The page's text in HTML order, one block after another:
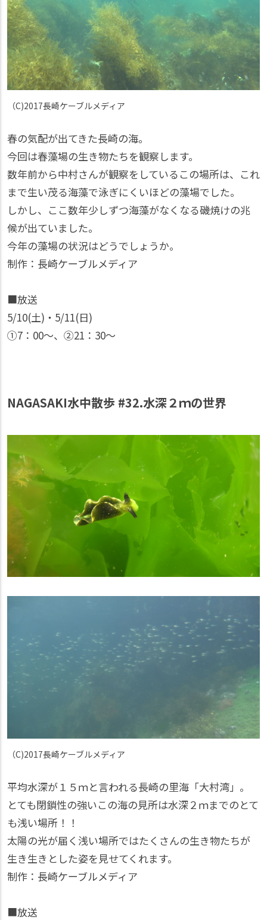
（C)2017長崎ケーブルメディア
春の気配が出てきた長崎の海。
今回は春藻場の生き物たちを観察します。
数年前から中村さんが観察をしているこの場所は、これ
まで生い茂る海藻で泳ぎにくいほどの藻場でした。
しかし、ここ数年少しずつ海藻がなくなる磯焼けの兆
候が出ていました。
今年の藻場の状況はどうでしょうか。
制作：長崎ケーブルメディア
■放送
5/10(土)・5/11(日)
①7：00〜、②21：30〜
NAGASAKI水中散歩 #32.水深２ｍの世界
（C)2017長崎ケーブルメディア
平均水深が１５ｍと言われる長崎の里海「大村湾」。
とても閉鎖性の強いこの海の見所は水深２ｍまでのとて
も浅い場所！！
太陽の光が届く浅い場所ではたくさんの生き物たちが
生き生きとした姿を見せてくれます。
制作：長崎ケーブルメディア
■放送